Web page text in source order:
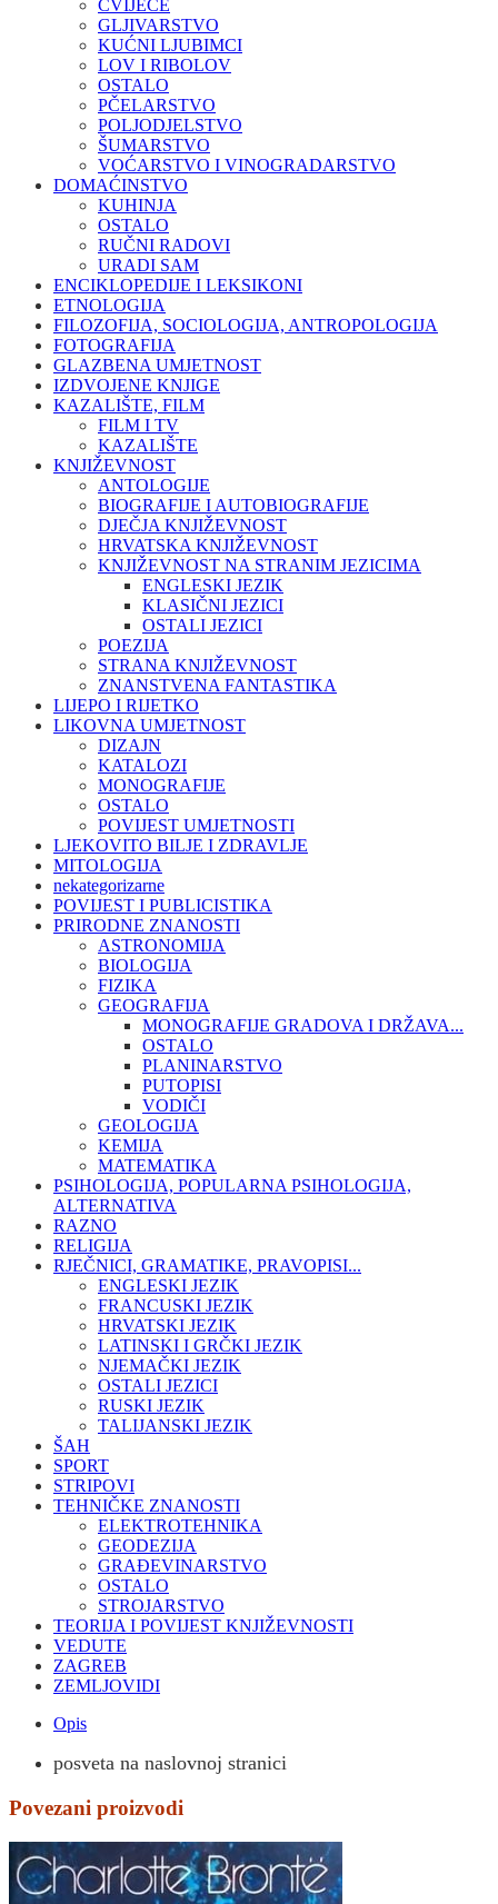
CVIJEĆE
GLJIVARSTVO
KUĆNI LJUBIMCI
LOV I RIBOLOV
OSTALO
PČELARSTVO
POLJODJELSTVO
ŠUMARSTVO
VOĆARSTVO I VINOGRADARSTVO
DOMAĆINSTVO
KUHINJA
OSTALO
RUČNI RADOVI
URADI SAM
ENCIKLOPEDIJE I LEKSIKONI
ETNOLOGIJA
FILOZOFIJA, SOCIOLOGIJA, ANTROPOLOGIJA
FOTOGRAFIJA
GLAZBENA UMJETNOST
IZDVOJENE KNJIGE
KAZALIŠTE, FILM
FILM I TV
KAZALIŠTE
KNJIŽEVNOST
ANTOLOGIJE
BIOGRAFIJE I AUTOBIOGRAFIJE
DJEČJA KNJIŽEVNOST
HRVATSKA KNJIŽEVNOST
KNJIŽEVNOST NA STRANIM JEZICIMA
ENGLESKI JEZIK
KLASIČNI JEZICI
OSTALI JEZICI
POEZIJA
STRANA KNJIŽEVNOST
ZNANSTVENA FANTASTIKA
LIJEPO I RIJETKO
LIKOVNA UMJETNOST
DIZAJN
KATALOZI
MONOGRAFIJE
OSTALO
POVIJEST UMJETNOSTI
LJEKOVITO BILJE I ZDRAVLJE
MITOLOGIJA
nekategorizarne
POVIJEST I PUBLICISTIKA
PRIRODNE ZNANOSTI
ASTRONOMIJA
BIOLOGIJA
FIZIKA
GEOGRAFIJA
MONOGRAFIJE GRADOVA I DRŽAVA...
OSTALO
PLANINARSTVO
PUTOPISI
VODIČI
GEOLOGIJA
KEMIJA
MATEMATIKA
PSIHOLOGIJA, POPULARNA PSIHOLOGIJA,
ALTERNATIVA
RAZNO
RELIGIJA
RJEČNICI, GRAMATIKE, PRAVOPISI...
ENGLESKI JEZIK
FRANCUSKI JEZIK
HRVATSKI JEZIK
LATINSKI I GRČKI JEZIK
NJEMAČKI JEZIK
OSTALI JEZICI
RUSKI JEZIK
TALIJANSKI JEZIK
ŠAH
SPORT
STRIPOVI
TEHNIČKE ZNANOSTI
ELEKTROTEHNIKA
GEODEZIJA
GRAĐEVINARSTVO
OSTALO
STROJARSTVO
TEORIJA I POVIJEST KNJIŽEVNOSTI
VEDUTE
ZAGREB
ZEMLJOVIDI
Opis
posveta na naslovnoj stranici
Povezani proizvodi